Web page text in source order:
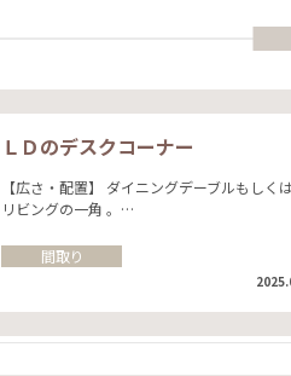
ＬＤのデスクコーナー
【広さ・配置】 ダイニングデーブルもしくは
リビングの一角 。…
間取り